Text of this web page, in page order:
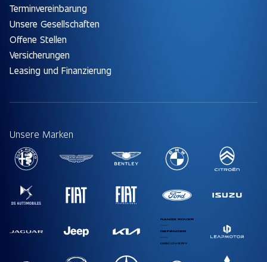
Terminvereinbarung
Unsere Gesellschaften
Offene Stellen
Versicherungen
Leasing und Finanzierung
Unsere Marken